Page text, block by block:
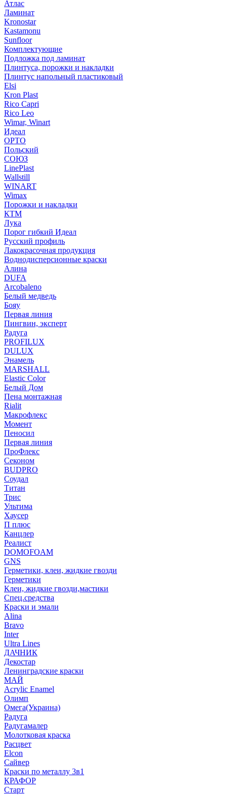
Атлас
Ламинат
Kronostar
Kastamonu
Sunfloor
Комплектующие
Подложка под ламинат
Плинтуса, порожки и накладки
Плинтус напольный пластиковый
Elsi
Kron Plast
Rico Capri
Rico Leo
Wimar, Winart
Идеал
ОРТО
Польский
СОЮЗ
LinePlast
Wallstill
WINART
Wimax
Порожки и накладки
КТМ
Лука
Порог гибкий Идеал
Русский профиль
Лакокрасочная продукция
Воднодисперсионные краски
Алина
DUFA
Arcobaleno
Белый медведь
Бояу
Первая линия
Пингвин, эксперт
Радуга
PROFILUX
DULUX
Энамель
MARSHALL
Elastic Color
Белый Дом
Пена монтажная
Rialit
Макрофлекс
Момент
Пеносил
Первая линия
ПроФлекс
Секоном
BUDPRO
Соудал
Титан
Трис
Ультима
Хаусер
П плюс
Канцлер
Реалист
DOMOFOAM
GNS
Герметики, клеи, жидкие гвозди
Герметики
Клеи, жидкие гвозди,мастики
Спец.средства
Краски и эмали
Alina
Bravo
Inter
Ultra Lines
ДАЧНИК
Декостар
Ленинградские краски
МАЙ
Acrylic Enamel
Олимп
Омега(Украина)
Радуга
Радугамалер
Молотковая краска
Расцвет
Elcon
Сайвер
Краски по металлу 3в1
КРАФОР
Старт